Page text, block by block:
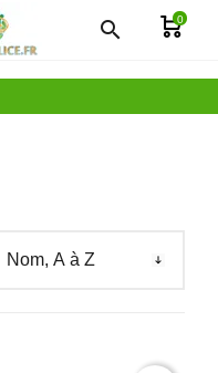
search 0